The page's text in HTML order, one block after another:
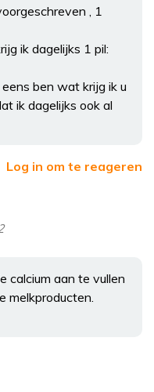
, 1
ik dagelijks 1 pil:
ben wat krijg ik u
ik dagelijks ook al
Log in om te reageren
calcium aan te vullen
melkproducten.